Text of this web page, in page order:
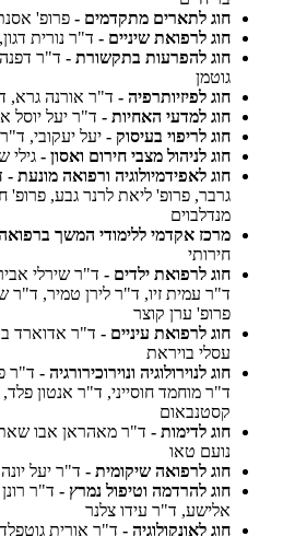
חוג לתארים מתקדמים - פרופ'
חוג לרפואת שיניים - ד"ר נורית
חוג להפרעות בתקשורת - ד"ר
גוטמן
חוג לפיזיותרפיה - ד"ר אורנה גרא,
חוג למדעי האחיות - ד"ר יעל יוסל
חוג לריפוי בעיסוק - יעל יעקובי,
חוג לניהול מצבי חירום ואסון - גילי
חוג לאפידמיולוגיה ורפואה מונעת -
גרבר, פרופ' ליאת לרנר גבע, פרופ'
מנדלבוים
מרכז אקדמי ללימודי המשך
חירותי
חוג לרפואת ילדים - ד"ר שירלי
ד"ר עמית זיו, ד"ר לירן טמיר, ד"ר
פרופ' ערן קוצר
חוג לרפואת עיניים - ד"ר אדוארד
עסלי בויראת
חוג לנוירולוגיה ונוירוכירורגיה - ד"ר
ד"ר מוחמד חוסייני, ד"ר אנטון
קסטנבאום
חוג לדימות - ד"ר מאהראן אבו
נועם טאו
חוג לרפואה שיקומית - ד"ר יעל
חוג להרדמה וטיפול נמרץ - ד"ר
אלישע, ד"ר עידו צלנר
חוג לאונקולוגיה - ד"ר אורית